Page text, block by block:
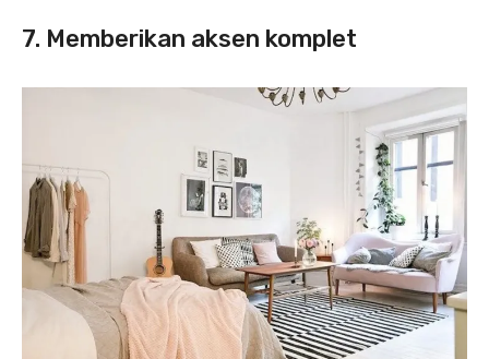
7. Memberikan aksen komplet